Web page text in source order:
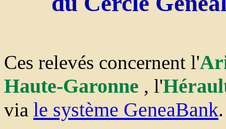
Ces relevés concernent l'
Haute-Garonne , l'
via le système GeneaBank.